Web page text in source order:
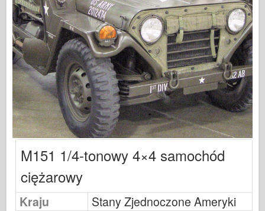
Sygnał eskadry
Tankpower
Ciężarówki & Czołgi
Waffen-Arsenał
Wydawnictwo Militaria
Maquettes
Akademii
Modele asów
Klub AFV
Airfix
Siły Powietrzne
M151 1/4-tonowy 4×4 samochód
ciężarowy
Kraju
Stany Zjednoczone Ameryki